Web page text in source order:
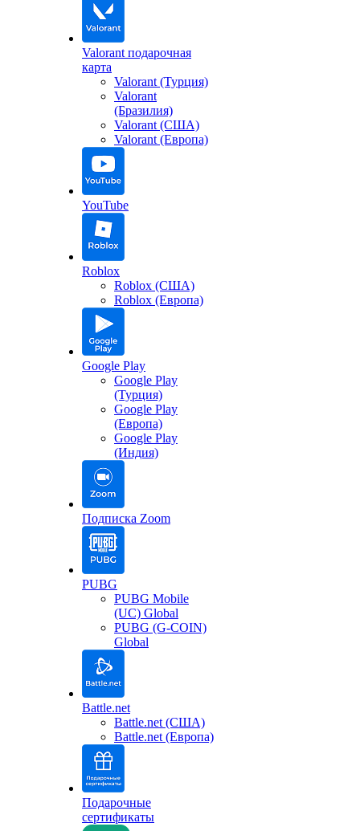
Valorant подарочная
карта
Valorant (Турция)
Valorant
(Бразилия)
Valorant (США)
Valorant (Европа)
YouTube
Roblox
Roblox (США)
Roblox (Европа)
Google Play
Google Play
(Турция)
Google Play
(Европа)
Google Play
(Индия)
Подписка Zoom
PUBG
PUBG Mobile
(UC) Global
PUBG (G-COIN)
Global
Battle.net
Battle.net (США)
Battle.net (Европа)
Подарочные
сертификаты